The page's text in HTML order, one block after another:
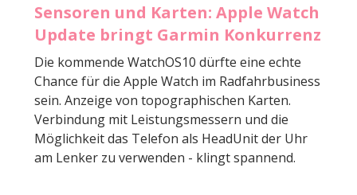
Sensoren und Karten: Apple Watch
Update bringt Garmin Konkurrenz
Die kommende WatchOS10 dürfte eine echte
Chance für die Apple Watch im Radfahrbusiness
sein. Anzeige von topographischen Karten.
Verbindung mit Leistungsmessern und die
Möglichkeit das Telefon als HeadUnit der Uhr
am Lenker zu verwenden - klingt spannend.